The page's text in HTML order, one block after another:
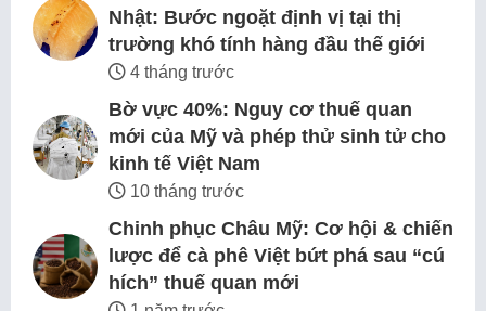
Nhật: Bước ngoặt định vị tại thị
trường khó tính hàng đầu thế giới
4 tháng trước
Bờ vực 40%: Nguy cơ thuế quan
mới của Mỹ và phép thử sinh tử cho
kinh tế Việt Nam
10 tháng trước
Chinh phục Châu Mỹ: Cơ hội & chiến
lược để cà phê Việt bứt phá sau “cú
hích” thuế quan mới